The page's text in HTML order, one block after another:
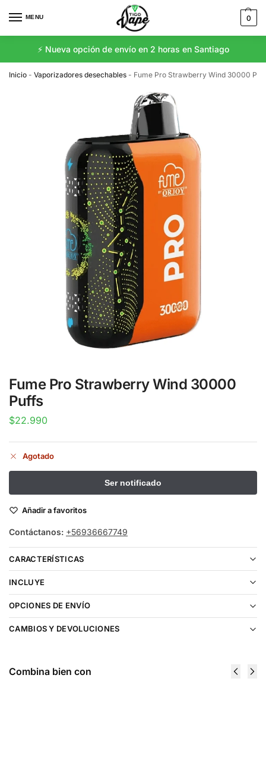
MENU 0
⚡️ Nueva opción de envío en 2 horas en Santiago
Inicio - Vaporizadores desechables - Fume Pro Strawberry Wind 30000
Fume Pro Strawberry Wind 30000
Puffs
$22.990
Agotado
Añadir a favoritos
Contáctanos: +56936667749
CARACTERÍSTICAS
INCLUYE
OPCIONES DE ENVÍO
CAMBIOS Y DEVOLUCIONES
Combina bien con